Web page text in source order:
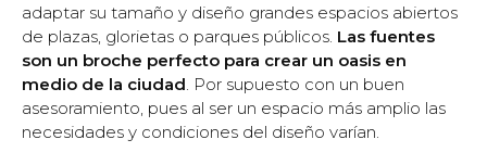
adaptar su tamaño y diseño grandes espacios abiertos
de plazas, glorietas o parques públicos. Las fuentes
son un broche perfecto para crear un oasis en
medio de la ciudad. Por supuesto con un buen
asesoramiento, pues al ser un espacio más amplio las
necesidades y condiciones del diseño varían.